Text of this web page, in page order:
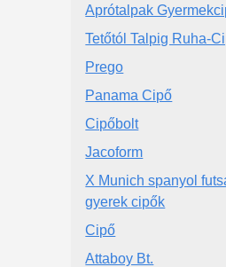
Aprótalpak
Tetőtól Talpig Ruha-
Prego
Panama Cipő
Cipőbolt
Jacoform
X Munich spanyol
gyerek cipők
Cipő
Attaboy Bt.